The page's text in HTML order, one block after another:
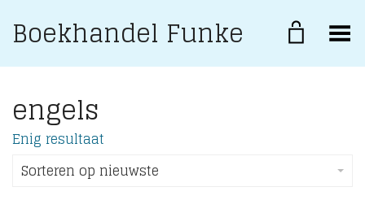
Boekhandel Funke Toggle Menu
engels
Enig resultaat
Sorteren op nieuwste